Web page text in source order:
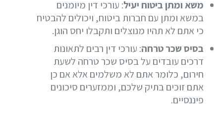
משא ומתן ביטוח יעיל: עורכי דין מיומנים
במשא ומתן עם חברות ביטוח, ויכולים להבטיח
כי אתם לא תהיו מנוצלים ותקבלו יחס הוגן.
בסיס שכר טרחה: עורכי דין רבים לתאונות
דרכים עובדים על בסיס שכר טרחה לשעת
חירום, כלומר אתם לא משלמים אלא אם כן
אתם זוכים בתיק שלכם, וממזערים סיכונים
פיננסיים.